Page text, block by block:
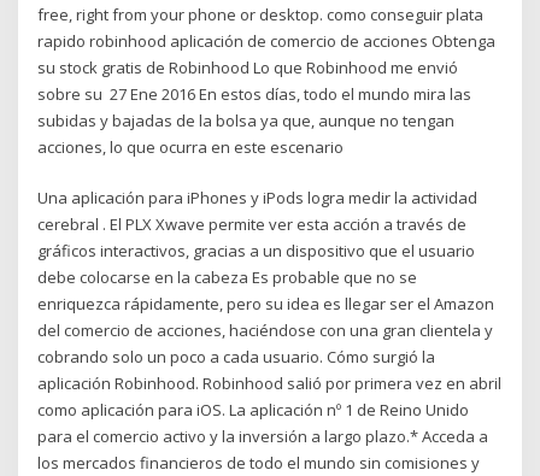
free, right from your phone or desktop. como conseguir plata
rapido robinhood aplicación de comercio de acciones Obtenga
su stock gratis de Robinhood Lo que Robinhood me envió
sobre su 27 Ene 2016 En estos días, todo el mundo mira las
subidas y bajadas de la bolsa ya que, aunque no tengan
acciones, lo que ocurra en este escenario
Una aplicación para iPhones y iPods logra medir la actividad
cerebral . El PLX Xwave permite ver esta acción a través de
gráficos interactivos, gracias a un dispositivo que el usuario
debe colocarse en la cabeza Es probable que no se
enriquezca rápidamente, pero su idea es llegar ser el Amazon
del comercio de acciones, haciéndose con una gran clientela y
cobrando solo un poco a cada usuario. Cómo surgió la
aplicación Robinhood. Robinhood salió por primera vez en abril
como aplicación para iOS. La aplicación nº 1 de Reino Unido
para el comercio activo y la inversión a largo plazo.* Acceda a
los mercados financieros de todo el mundo sin comisiones y